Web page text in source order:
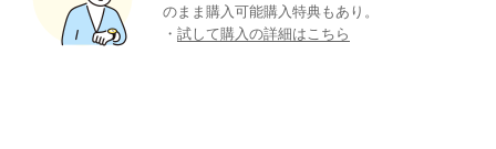
のまま購入可能購入特典もあり。
・試して購入の詳細はこちら